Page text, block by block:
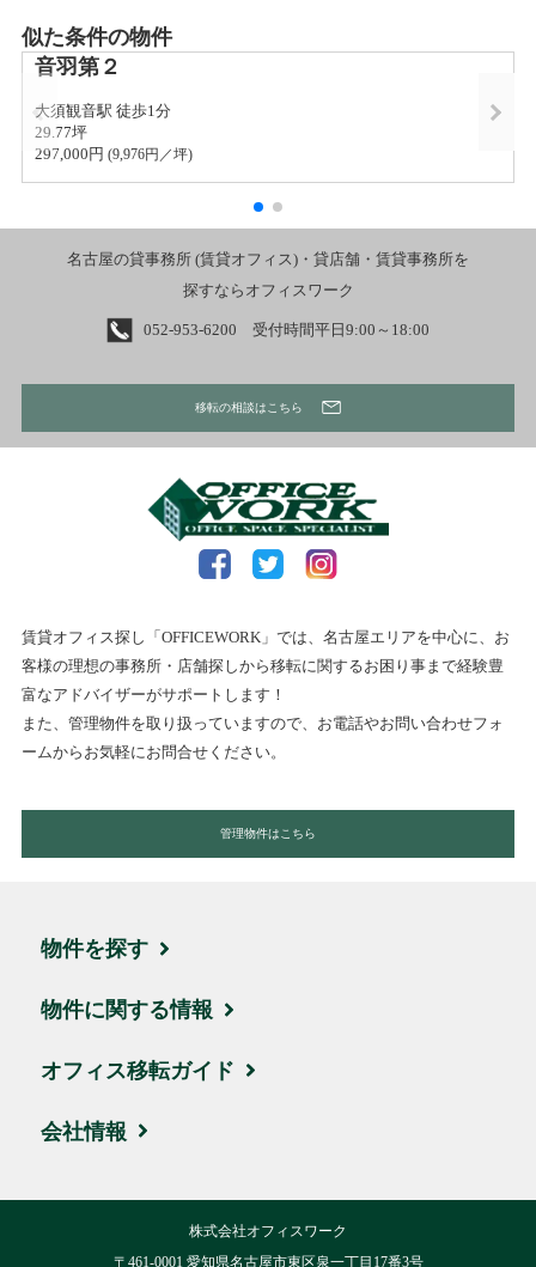
似た条件の物件
音羽第２
大須観音駅 徒歩1分
29.77坪
297,000円 (9,976円／坪)
名古屋の貸事務所 (賃貸オフィス)・貸店舗・賃貸事務所を
探すならオフィスワーク
052-953-6200 受付時間平日9:00～18:00
移転の相談はこちら
賃貸オフィス探し「OFFICEWORK」では、名古屋エリアを中心に、お
客様の理想の事務所・店舗探しから移転に関するお困り事まで経験豊
富なアドバイザーがサポートします！
また、管理物件を取り扱っていますので、お電話やお問い合わせフォ
ームからお気軽にお問合せください。
管理物件はこちら
物件を探す
エリア・住所から探す
駅名・沿線から探す
地図から探す
ハイグレード物件
物件に関する情報
ブログ
取引実績・お客様の声
オフィス移転ガイド
お引越しの流れ
移転費用について
会社情報
株式会社オフィスワーク
〒461-0001 愛知県名古屋市東区泉一丁目17番3号